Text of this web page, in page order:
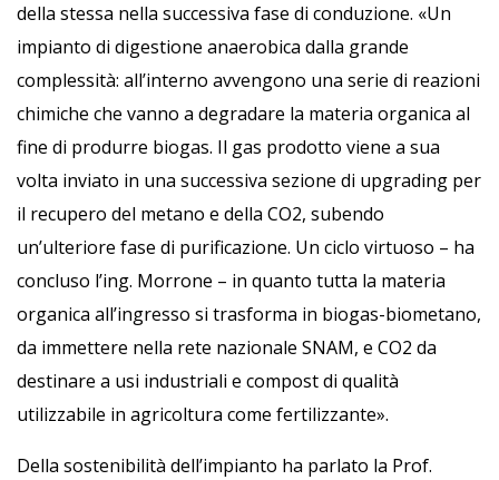
della stessa nella successiva fase di conduzione. «Un
impianto di digestione anaerobica dalla grande
complessità: all’interno avvengono una serie di reazioni
chimiche che vanno a degradare la materia organica al
fine di produrre biogas. Il gas prodotto viene a sua
volta inviato in una successiva sezione di upgrading per
il recupero del metano e della CO2, subendo
un’ulteriore fase di purificazione. Un ciclo virtuoso – ha
concluso l’ing. Morrone – in quanto tutta la materia
organica all’ingresso si trasforma in biogas-biometano,
da immettere nella rete nazionale SNAM, e CO2 da
destinare a usi industriali e compost di qualità
utilizzabile in agricoltura come fertilizzante».
Della sostenibilità dell’impianto ha parlato la Prof.